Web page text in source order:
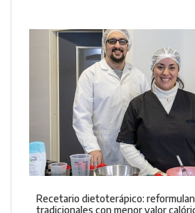
Recetario dietoterápico:
tradicionales con menor valor